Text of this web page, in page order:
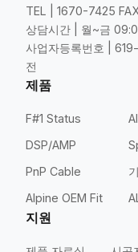
TEL | 1670-7425
상담시간 | 월~금
사업자등록번호 |
전
제품
F#1 Status
DSP/AMP
PnP Cable
Alpine OEM Fit
지원